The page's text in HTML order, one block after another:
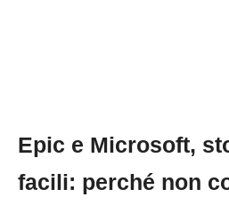
Epic e Microsoft,
facili: perché non